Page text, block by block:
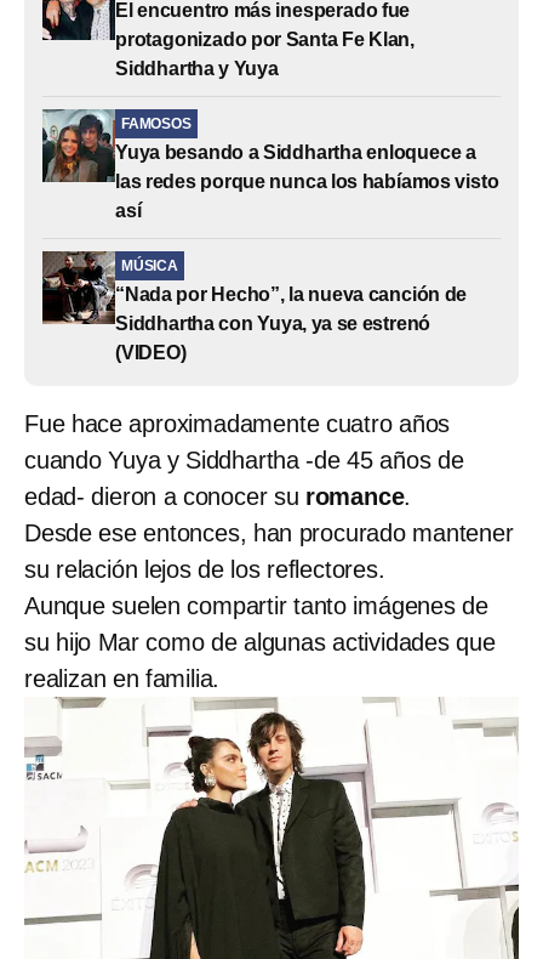
El encuentro más inesperado fue
protagonizado por Santa Fe Klan,
Siddhartha y Yuya
FAMOSOS
Yuya besando a Siddhartha enloquece a
las redes porque nunca los habíamos visto
así
MÚSICA
“Nada por Hecho”, la nueva canción de
Siddhartha con Yuya, ya se estrenó
(VIDEO)
Fue hace aproximadamente cuatro años
cuando Yuya y Siddhartha -de 45 años de
edad- dieron a conocer su romance.
Desde ese entonces, han procurado mantener
su relación lejos de los reflectores.
Aunque suelen compartir tanto imágenes de
su hijo Mar como de algunas actividades que
realizan en familia.